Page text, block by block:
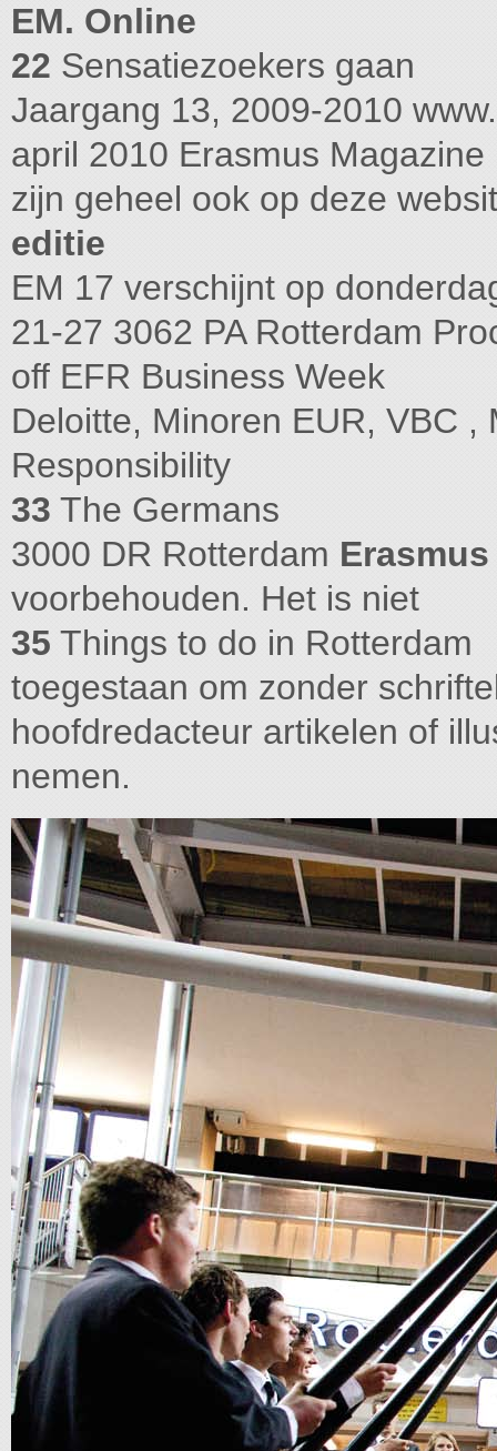
EM. Online
22 Sensatiezoekers gaan
Jaargang 13, 2009-2010
april 2010 Erasmus
zijn geheel ook op deze
editie
EM 17 verschijnt op
21-27 3062 PA Rotterdam
off EFR Business Week
Deloitte, Minoren EUR, VBC
Responsibility
33 The Germans
3000 DR Rotterdam
voorbehouden. Het is niet
35 Things to do in Rotterdam
toegestaan om zonder
hoofdredacteur artikelen of
nemen.